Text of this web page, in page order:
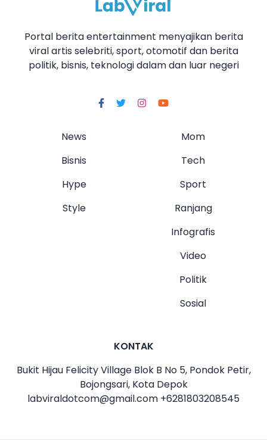
Portal berita entertainment menyajikan berita
viral artis selebriti, sport, otomotif dan berita
politik, bisnis, teknologi dalam dan luar negeri
News
Bisnis
Hype
Style
Mom
Tech
Sport
Ranjang
Infografis
Video
Politik
Sosial
KONTAK
Bukit Hijau Felicity Village Blok B No 5, Pondok Petir,
Bojongsari, Kota Depok
labviraldotcom@gmail.com +6281803208545